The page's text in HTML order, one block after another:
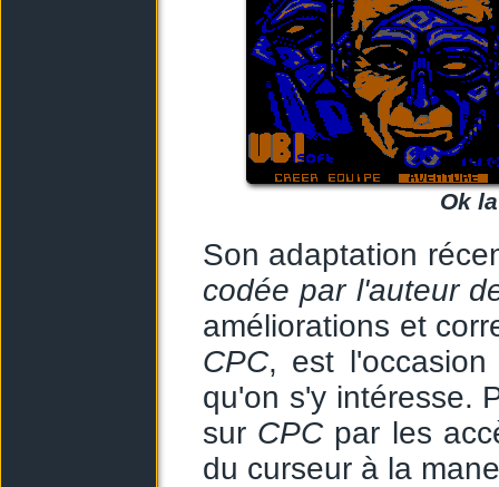
Ok
Son adaptation
codée par l'auteur
améliorations et
CPC, est
qu'on s'y intéresse.
sur CPCpar les
du curseur à la